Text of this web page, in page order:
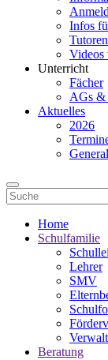
Infos
Videos
Unterricht
Fächer
AGs &
Aktuelles
2026
Home
Schulfamilie
Lehrer
SMV
Beratung